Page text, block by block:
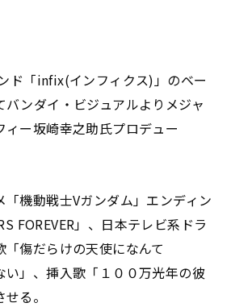
ド「infix(インフィクス)」のベー
ンダイ・ビジュアルよりメジャ
ー坂崎幸之助氏プロデュー
機動戦士Vガンダム」エンディン
FOREVER」、日本テレビ系ドラ
傷だらけの天使になんて
い」、挿入歌「１００万光年の彼
る。